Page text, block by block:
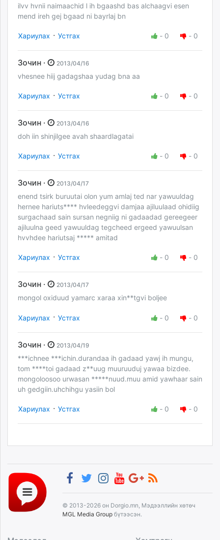
ilvv hvnii naimaachid l ih bgaashd bas alchaagvi esen
mend ireh gej bgaad ni bayrlaj bn
Хариулах · Устгах - 0 - 0
Зочин · 2013/04/16
vhesnee hiij gadagshaa yudag bna aa
Хариулах · Устгах - 0 - 0
Зочин · 2013/04/16
doh iin shinjilgee avah shaardlagatai
Хариулах · Устгах - 0 - 0
Зочин · 2013/04/17
enend tsirk buruutai olon yum amlaj ted nar yawuuldag
hernee hariuts**** hvleedeggvi damjaa ajiluulaad ohidiig
surgachaad sain sursan negniig ni gadaadad gereegeer
ajiluulna geed yawuuldag tegcheed ergeed yawuulsan
hvvhdee hariutsaj ***** amitad
Хариулах · Устгах - 0 - 0
Зочин · 2013/04/17
mongol oxiduud yamarc xaraa xin**tgvi boljee
Хариулах · Устгах - 0 - 0
Зочин · 2013/04/19
***ichnee ***ichin.durandaa ih gadaad yawj ih mungu,
tom ****toi gadaad z**uug muuruuduj yawaa bizdee.
mongoloosoo urwasan *****nuud.muu amid yawhaar sain
uh gedgiin.uhchihgu yasiin bol
Хариулах · Устгах - 0 - 0
© 2013-2026 он Dorgio.mn, Мэдээллийн хөтөч
MGL Media Group бүтээсэн.